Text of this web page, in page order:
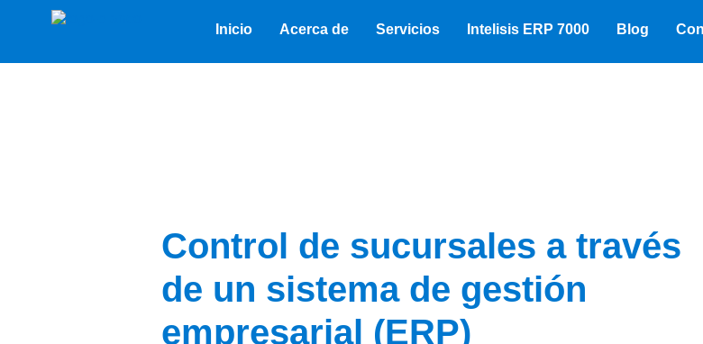
Inicio Acerca de Servicios Intelisis ERP 7000 Blog
Control de sucursales a través
de un sistema de gestión
empresarial (ERP)